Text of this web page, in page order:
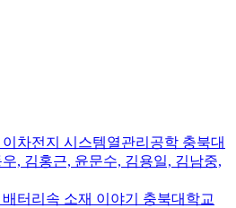
이차전지 시스템열관리공학 충북대
, 김홍근, 윤문수, 김용일, 김남중,
배터리속 소재 이야기
충북대학교